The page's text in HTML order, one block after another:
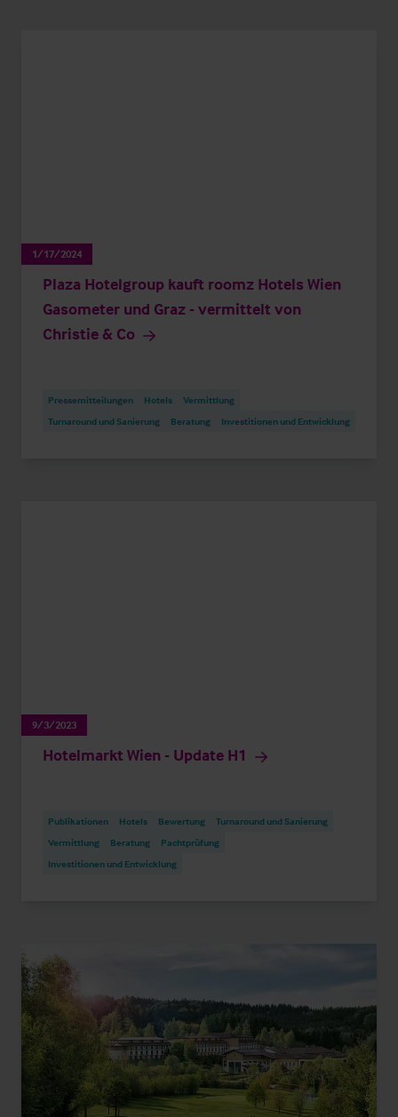
1/17/2024
Plaza Hotelgroup kauft roomz Hotels Wien
Gasometer und Graz - vermittelt von
Christie & Co
Pressemitteilungen Hotels
Vermittlung
Turnaround und Sanierung
Beratung Investitionen und Entwicklung
9/3/2023
Hotelmarkt Wien - Update H1
Publikationen Hotels Bewertung
Turnaround und Sanierung
Vermittlung
Beratung
Pachtprüfung
Investitionen und Entwicklung